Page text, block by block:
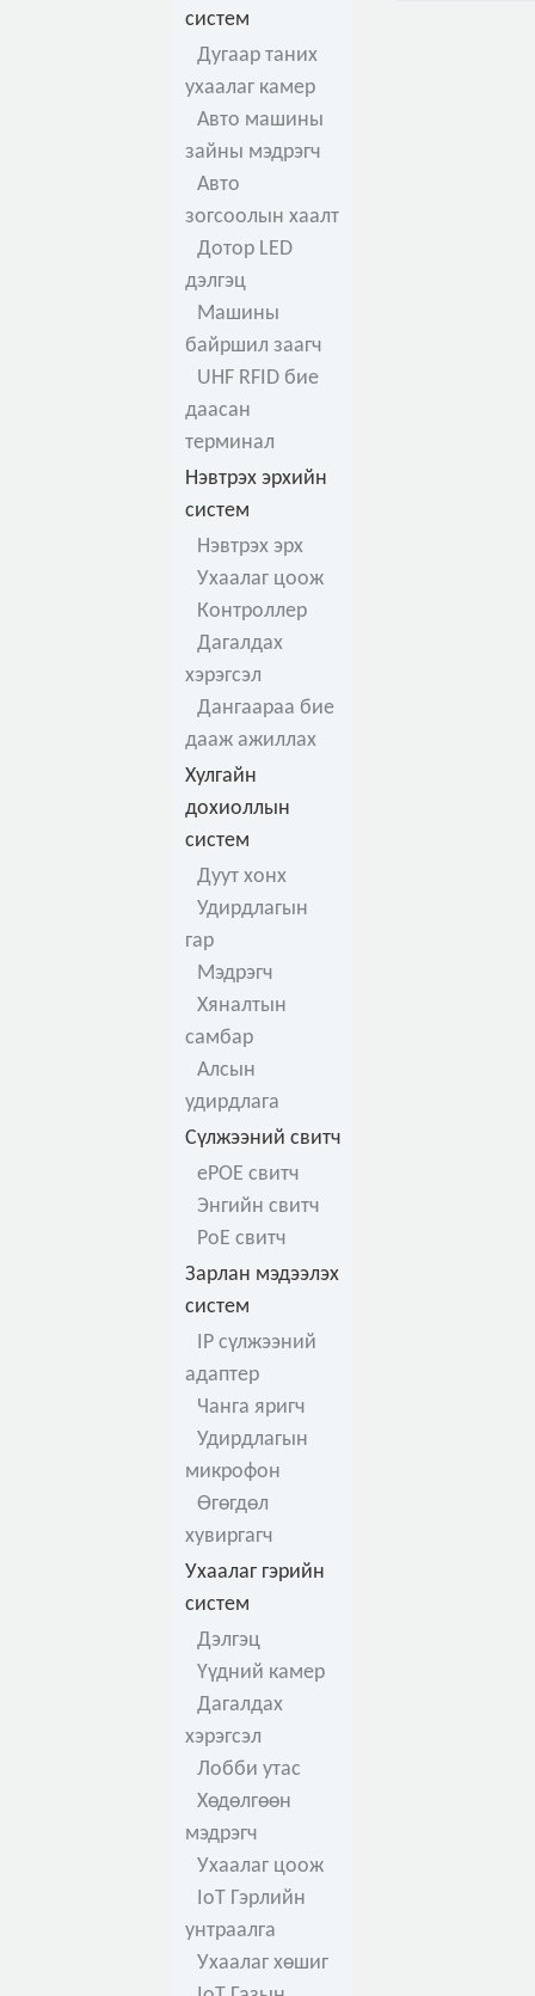
систем
Дугаар таних
ухаалаг камер
Авто машины
зайны мэдрэгч
Авто
зогсоолын хаалт
Дотор LED
дэлгэц
Машины
байршил заагч
UHF RFID бие
даасан
терминал
Нэвтрэх эрхийн
систем
Нэвтрэх эрх
Ухаалаг цоож
Контроллер
Дагалдах
хэрэгсэл
Дангаараа бие
дааж ажиллах
Хулгайн
дохиоллын
систем
Дуут хонх
Удирдлагын
гар
Мэдрэгч
Хяналтын
самбар
Алсын
удирдлага
Сүлжээний свитч
ePOE свитч
Энгийн свитч
PoE свитч
Зарлан мэдээлэх
систем
IP сүлжээний
адаптер
Чанга яригч
Удирдлагын
микрофон
Өгөгдөл
хувиргагч
Ухаалаг гэрийн
систем
Дэлгэц
Үүдний камер
Дагалдах
хэрэгсэл
Лобби утас
Хөдөлгөөн
мэдрэгч
Ухаалаг цоож
IoT Гэрлийн
унтраалга
Ухаалаг хөшиг